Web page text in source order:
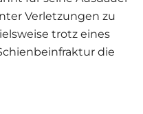
Verletzungen zu
trotz eines
die